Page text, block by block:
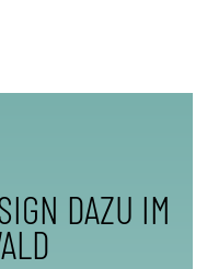
DAZU IM